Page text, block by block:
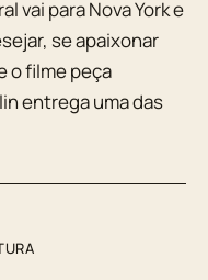
vai para Nova York e
se apaixonar
o filme peça
entrega uma das